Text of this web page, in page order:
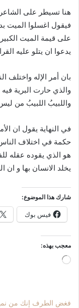
هنا تسيطر على
فيقول اغسلوا الميت
على قيمة الميت
يدعوا ان يتلو عليه
بان أمر الإله
والذي حارت البرية
واللبيبُ اللبيبُ من
في النهاية يقول ان
حكمة في اختلاف
هو الذي يقوده عقله
يخلد الانسان بها و
شارك هذا الموضوع:
فيس بوك
معجب بهذه:
جاري
فغض الطرف إنك من